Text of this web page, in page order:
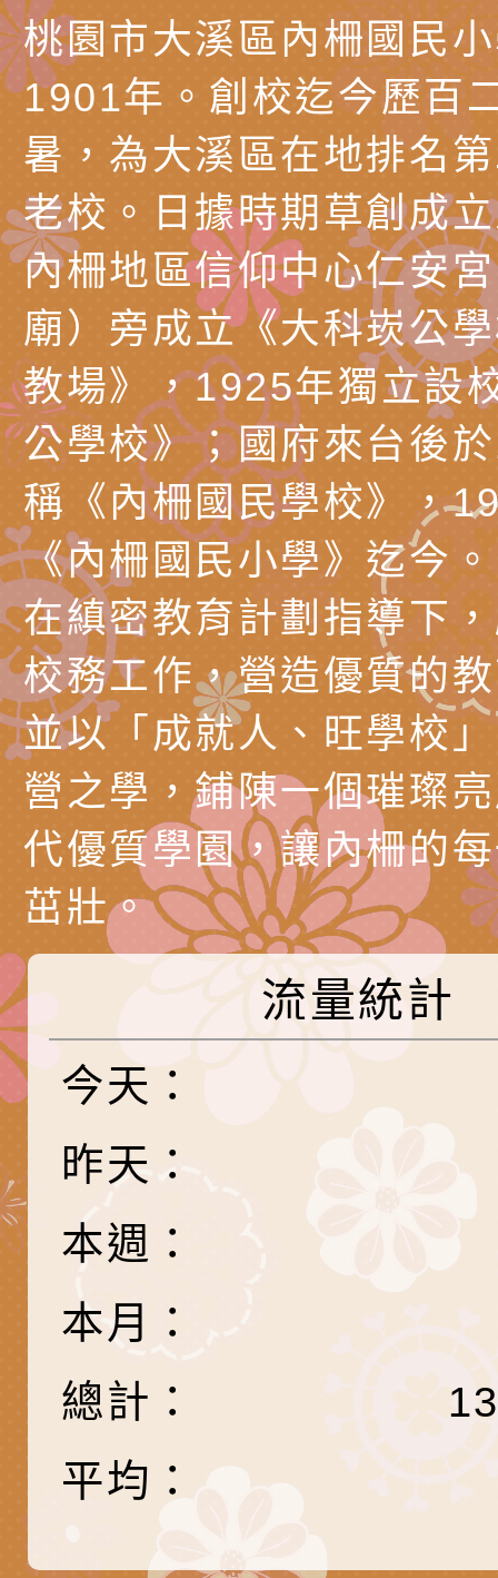
「第56屆全國技能競
檢送該部國民健康署
產期高風險孕產婦（
關懷計畫」說明1份
有關社團法人中華民
家長協會(以下稱該
「115年度『視界同
庭支持與分享系列講
場線上座談會」活動
檢送桃園市政府家庭
「小桃家3月課程資
檢送本府新聞處115
安全宣導標語播放表
宣導影像素材
檢送行政院新聞傳播
月份公共服務政策溝
其合輯一覽表1份（
https://reurl.cc/
檢送桃園市立慈文國
「115學年度體育班
明會」
函轉有關司法院辦理
制度宣導活動
財團法人人本教育文
擬舉辦『教出會思考
孩-2026森林小學巡
向AI對親子關係的挑
桃園市八德區大成國
辦「桃園市115學年
藝術才能音樂班鑑定
長說明會
有關本局製作本市「
站學生心理關懷平臺
桃園市平鎮區忠貞國
辦「桃園市115學年
藝術才能國樂班鑑定
長說明會
轉知國立高雄師範大
「2026全國特殊教
學術研討會」暨徵稿
函轉內政部檢送修正
反詐宣導影片連結一
函轉內政部為強化社
詐知能及宣導檢察官
官制度中協助被害人
製作相關宣導短片
檢送本市馬祖新村眷
區「馬村設計實驗室
味．茶味》特展海報
信誼基金會於3／14
【父母也需要被照顧
育兒中找回內在安定
心怡心理師主講】線
座
有關本市學生輔導諮
下簡稱輔諮中心)辦
上半年高國中小學學
生諮詢服務
檢送「桃園市特殊教
緒及行為問題支持資
114學年度第2學期
務實施計畫」
檢送桃園市政府LCD
（圖）片
檢送桃園市政府LED
字稿及LCD託播影（
轉知有關我國身心障
公約（CRPD）第三
告條約專要文件及附
告
函轉本府新聞處115
安全宣導標語播放表
宣導影像素材
檢送桃園市政府消防
宣導影片」宣導短片
載網址：
轉知本市特殊教育學
行為問題支持資源中
估人員魏氏五版寒假
梯次含複訓暨魏氏五
函轉農業部酪農產業
字稿及LCD託播影（
為提升兒少性剝削防
益，本府家庭暴力暨
函轉桃園市政府「
桃園市大溪區內柵國民
1901年。創校迄今歷百
暑，為大溪區在地排名
老校。日據時期草創成
內柵地區信仰中心仁安
廟）旁成立《大科崁公
教場》，1925年獨立設
公學校》；國府來台後
稱《內柵國民學校》，
《內柵國民小學》迄今。
在縝密教育計劃指導下
校務工作，營造優質的
並以「成就人、旺學校
營之學，鋪陳一個璀璨
代優質學園，讓內柵的
茁壯。
流量統計
今天：
昨天：
本週：
本月：
總計：
平均：